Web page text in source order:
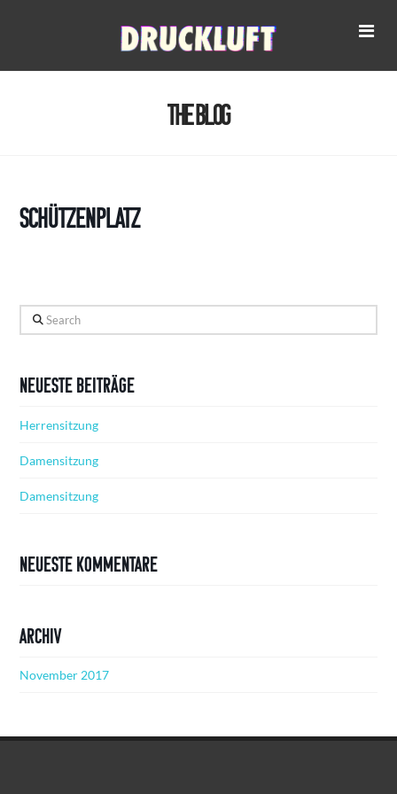
The Blog
Schützenplatz
Search
Neueste Beiträge
Herrensitzung
Damensitzung
Damensitzung
Neueste Kommentare
Archiv
November 2017